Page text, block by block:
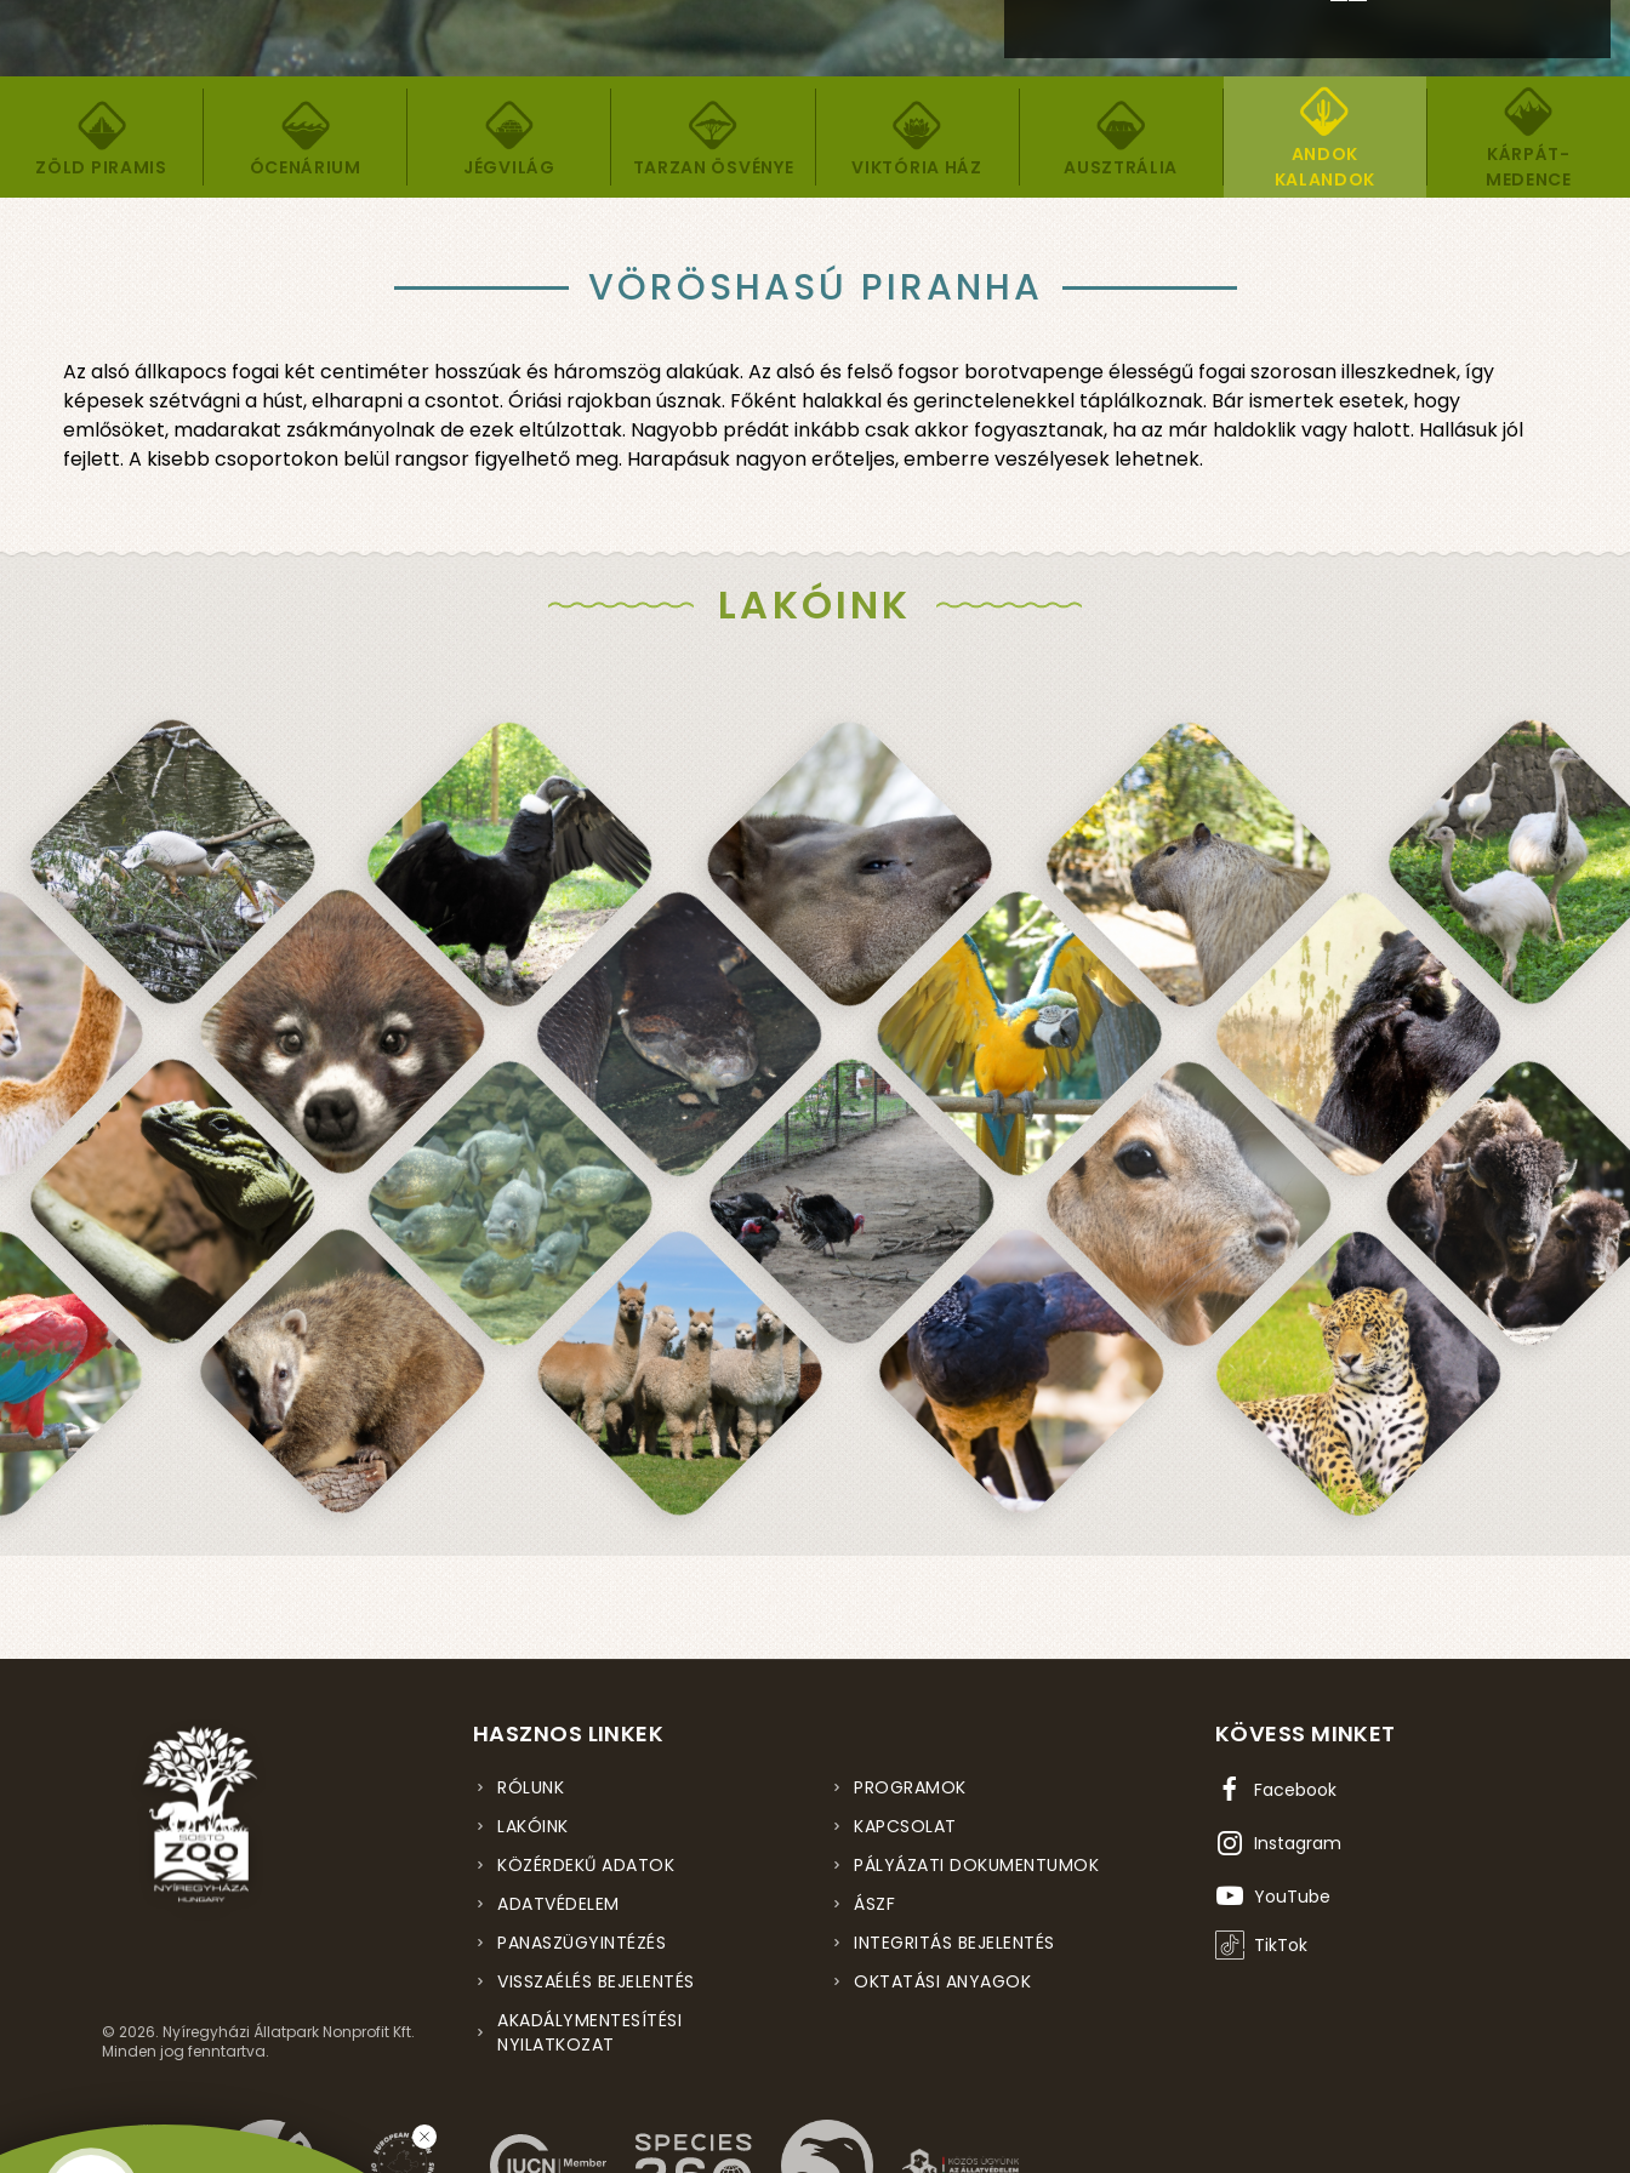
ZÖLD PIRAMIS ÓCENÁRIUM JÉGVILÁG TARZAN ÖSVÉNYE VIKTÓRIA HÁZ AUSZTRÁLIA
ANDOK
KALANDOK
KÁRPÁT-
MEDENCE
VÖRÖSHASÚ PIRANHA
Az alsó állkapocs fogai két centiméter hosszúak és háromszög alakúak. Az alsó és felső fogsor borotvapenge élességű fogai szorosan illeszkednek, így
képesek szétvágni a húst, elharapni a csontot. Óriási rajokban úsznak. Főként halakkal és gerinctelenekkel táplálkoznak. Bár ismertek esetek, hogy
emlősöket, madarakat zsákmányolnak de ezek eltúlzottak. Nagyobb prédát inkább csak akkor fogyasztanak, ha az már haldoklik vagy halott. Hallásuk jól
fejlett. A kisebb csoportokon belül rangsor figyelhető meg. Harapásuk nagyon erőteljes, emberre veszélyesek lehetnek.
LAKÓINK
© 2026. Nyíregyházi Állatpark Nonprofit Kft.
Minden jog fenntartva.
HASZNOS LINKEK
RÓLUNK
PROGRAMOK
LAKÓINK
KAPCSOLAT
KÖZÉRDEKŰ ADATOK
PÁLYÁZATI DOKUMENTUMOK
ADATVÉDELEM
ÁSZF
PANASZÜGYINTÉZÉS
INTEGRITÁS BEJELENTÉS
VISSZAÉLÉS BEJELENTÉS
OKTATÁSI ANYAGOK
AKADÁLYMENTESÍTÉSI
NYILATKOZAT
KÖVESS MINKET
Facebook
Instagram
YouTube
TikTok